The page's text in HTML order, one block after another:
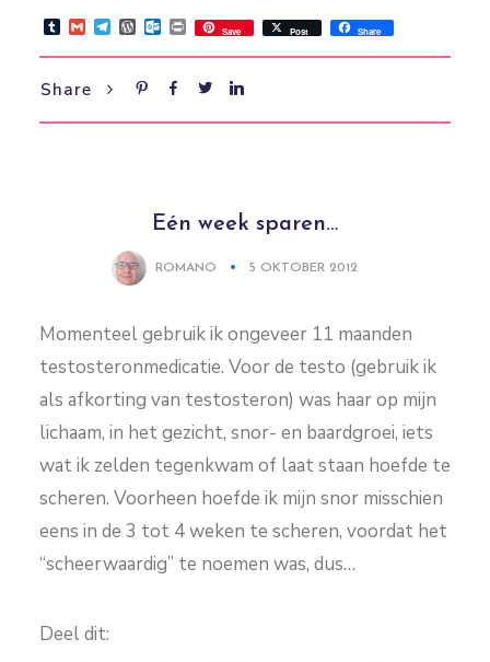
Tumblr
GmailTelegram
WordPress
Outlook.com
PrintSave Post Share
Share
Eén week sparen…
ROMANO 5 OKTOBER 2012
Momenteel gebruik ik ongeveer 11 maanden
testosteronmedicatie. Voor de testo (gebruik ik
als afkorting van testosteron) was haar op mijn
lichaam, in het gezicht, snor- en baardgroei, iets
wat ik zelden tegenkwam of laat staan hoefde te
scheren. Voorheen hoefde ik mijn snor misschien
eens in de 3 tot 4 weken te scheren, voordat het
“scheerwaardig” te noemen was, dus…
Deel dit: